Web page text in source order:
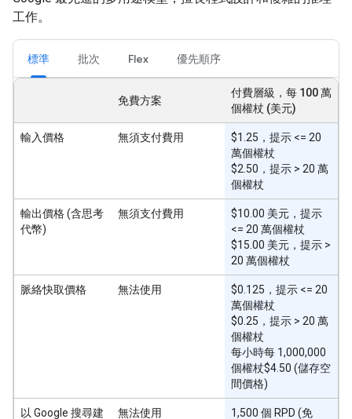
工作。
標準 批次 Flex 優先順序
免費方案
付費層級，每 100 萬
個權杖 (美元)
輸入價格 無須支付費用
$1.25，提示 <= 20
萬個權杖
$2.50，提示 > 20 萬
個權杖
輸出價格 (含思考
代幣)
無須支付費用
$10.00 美元，提示
<= 20 萬個權杖
$15.00 美元，提示 >
20 萬個權杖
脈絡快取價格 無法使用
$0.125，提示 <= 20
萬個權杖
$0.25，提示 > 20 萬
個權杖
每小時每 1,000,000
個權杖$4.50 (儲存空
間價格)
以 Google 搜尋建 無法使用 1,500 個 RPD (免